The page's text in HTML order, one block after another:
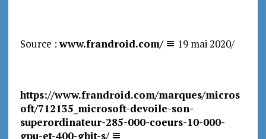
Source :www.frandroid.com/ 19 mai 2020/
https://www.frandroid.com/marques/micros
oft/712135_microsoft-devoile-son-
superordinateur-285-000-coeurs-10-000-
gpu-et-400-gbit-s/